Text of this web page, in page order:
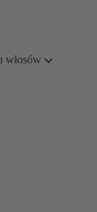
włosów